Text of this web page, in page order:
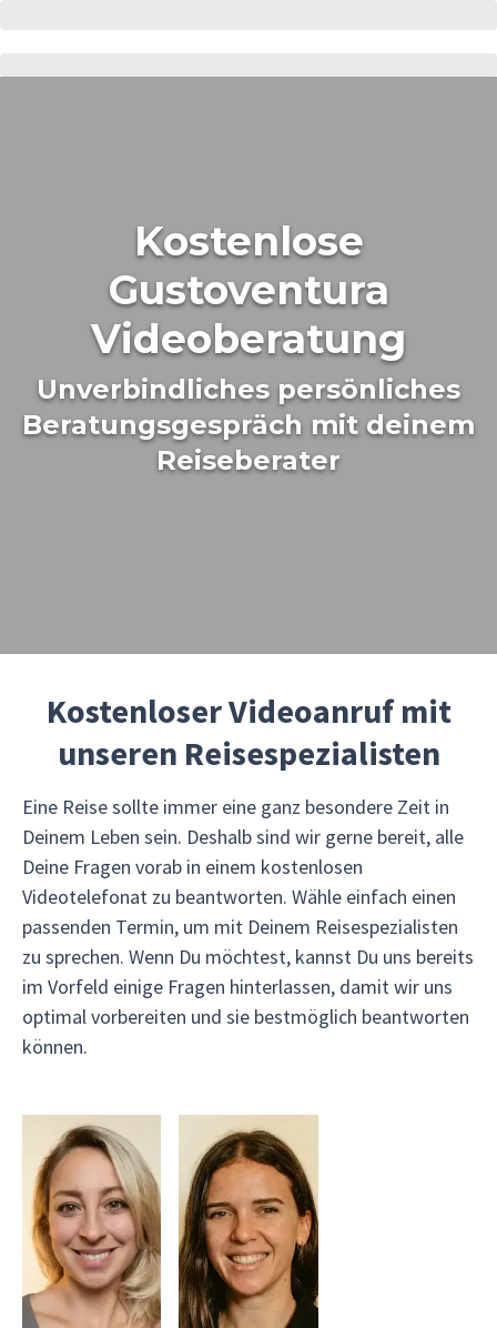
Kostenlose
Gustoventura
Videoberatung
Unverbindliches persönliches
Beratungsgespräch mit deinem
Reiseberater
Kostenloser Videoanruf mit
unseren Reisespezialisten
Eine Reise sollte immer eine ganz besondere Zeit in
Deinem Leben sein. Deshalb sind wir gerne bereit, alle
Deine Fragen vorab in einem kostenlosen
Videotelefonat zu beantworten. Wähle einfach einen
passenden Termin, um mit Deinem Reisespezialisten
zu sprechen. Wenn Du möchtest, kannst Du uns bereits
im Vorfeld einige Fragen hinterlassen, damit wir uns
optimal vorbereiten und sie bestmöglich beantworten
können.